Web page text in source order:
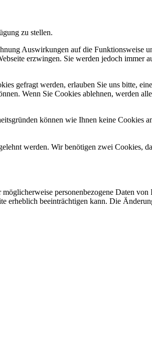
zu stellen.
Auswirkungen auf die Funktionsweise
erzwingen. Sie werden jedoch immer
gefragt werden, erlauben Sie uns bitte,
Wenn Sie Cookies ablehnen, werden
können wie Ihnen keine Cookies
werden. Wir benötigen zwei Cookies,
personenbezogene Daten von
erheblich beeinträchtigen kann. Die